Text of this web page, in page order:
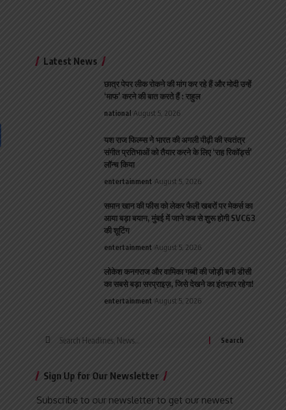
Latest News
छात्र पेपर लीक रोकने की मांग कर रहे हैं और मोदी उन्हें
‘माफ’ करने की बात करते हैं : राहुल
national August 5, 2026
यश राज फिल्म्स ने भारत की अगली पीढ़ी की स्वतंत्र
संगीत प्रतिभाओं को तैयार करने के लिए ‘राह रिकॉर्ड्स’
लॉन्च किया
entertainment August 5, 2026
समान खान की फीस को लेकर फैली खबरों पर मेकर्स का
आया बड़ा बयान, मुंबई में जाने कब से शुरू होगी SVC63
की शूटिंग
entertainment August 5, 2026
लोकेश कनगराज और वामिका गब्बी की जोड़ी बनी डीसी
का सबसे बड़ा सरप्राइज़, जिसे देखने का इंतज़ार रहेगा!
entertainment August 5, 2026
Search
Sign Up for Our Newsletter
Subscribe to our newsletter to get our newest